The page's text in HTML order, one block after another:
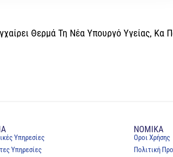
Υπηρεσίες
Υπηρεσίες
NOMIKA
Oροι Χρήσης
Πολιτική